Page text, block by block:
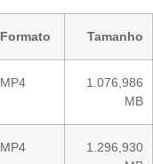
Formato Tamanho
MP4
1.076,986
MB
MP4
1.296,930